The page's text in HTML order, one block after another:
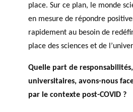
place. Sur ce plan, le monde
en mesure de répondre
rapidement au besoin de
place des sciences et de
Quelle part de
universitaires, avons-nous
par le contexte post-COVID ?